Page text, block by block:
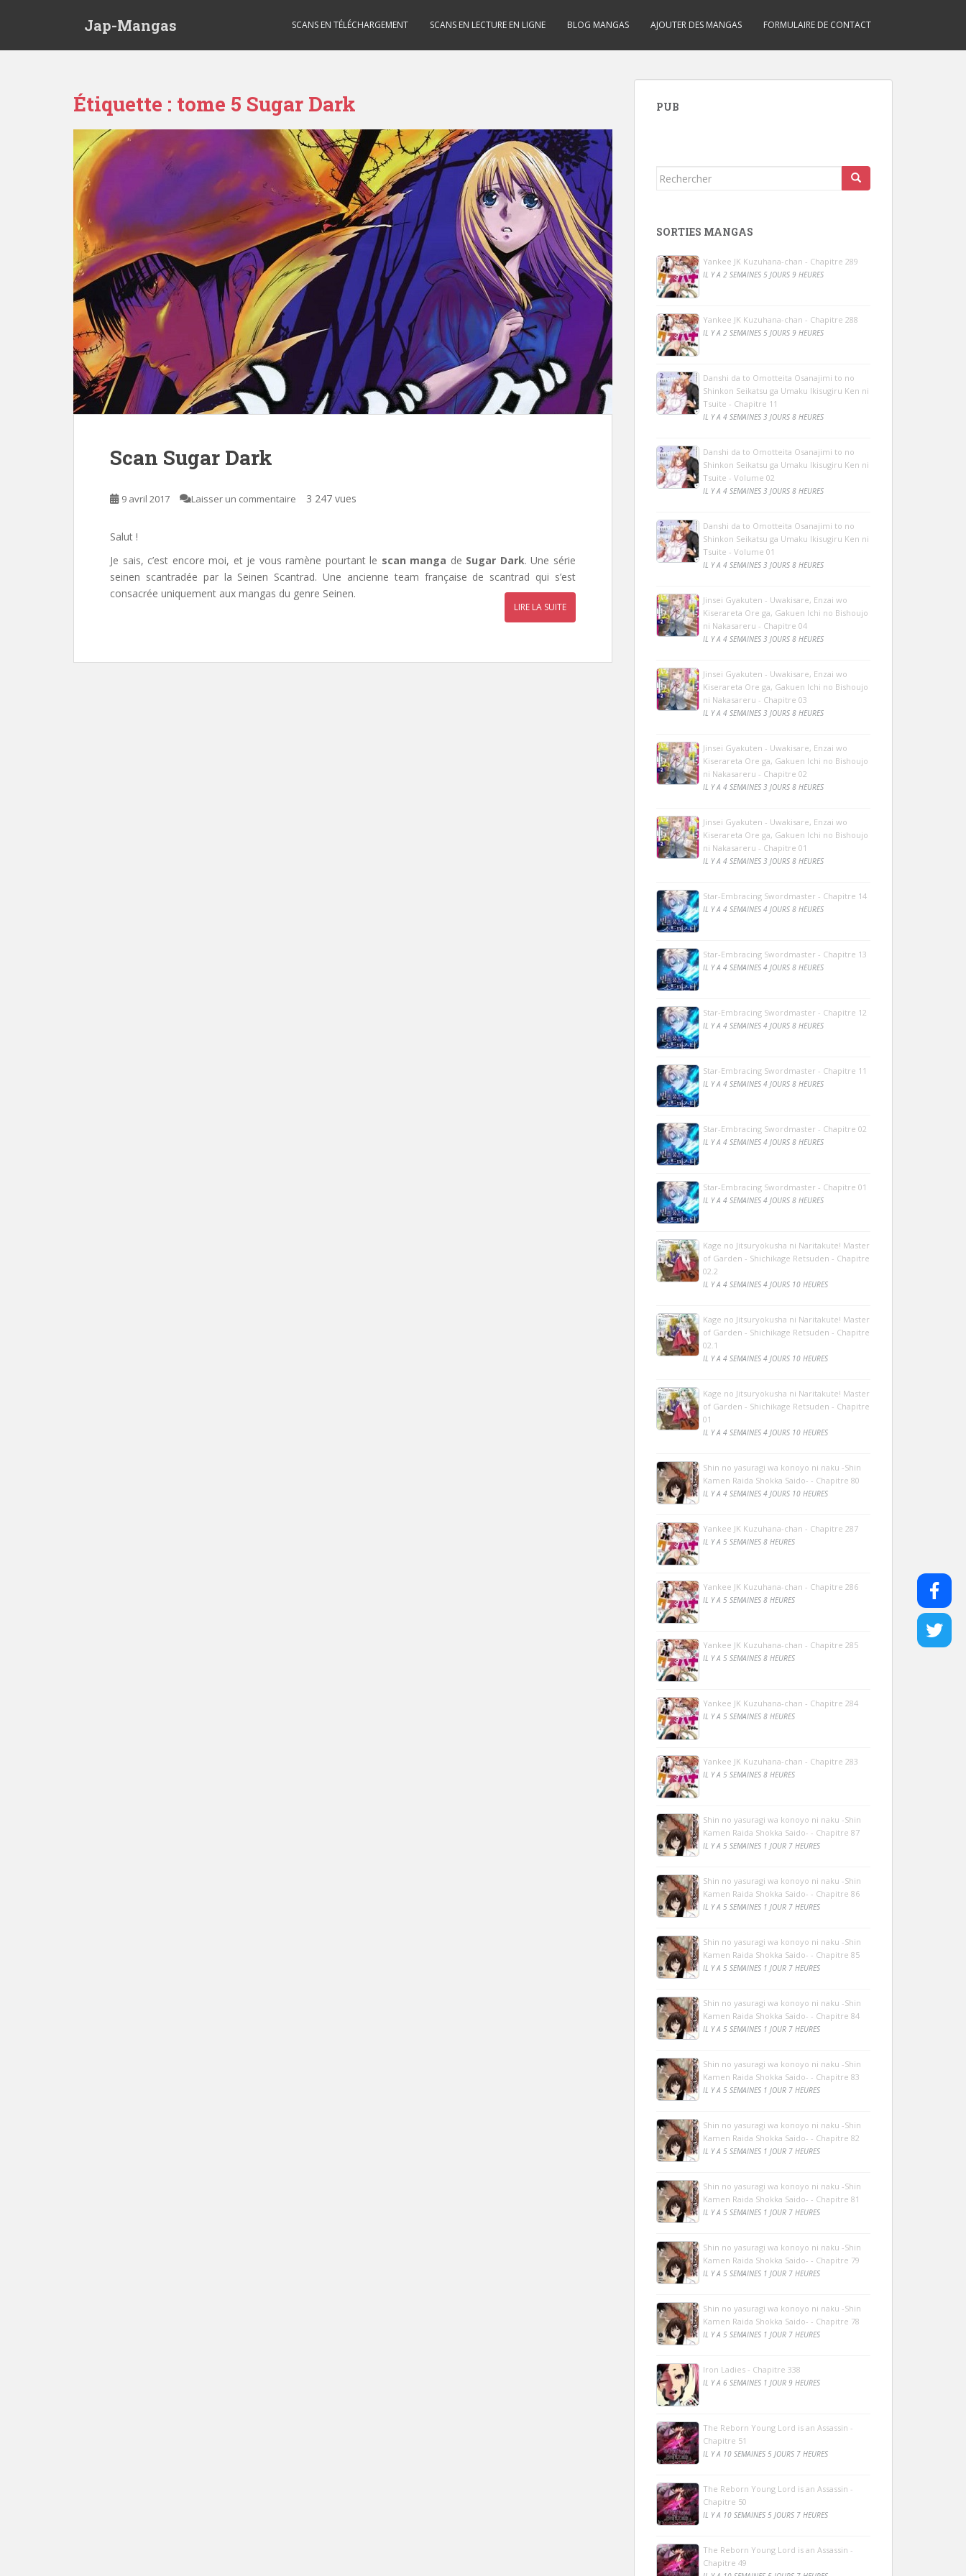
Jap-Mangas SCANS EN TÉLÉCHARGEMENT SCANS EN LECTURE EN LIGNE BLOG MANGAS AJOUTER DES MANGAS FORMULAIRE DE CONTACT
Étiquette : tome 5 Sugar Dark
Scan Sugar Dark
9 avril 2017 Laisser un commentaire 3 247 vues
Salut !
Je sais, c’est encore moi, et je vous ramène pourtant le scan manga de Sugar Dark. Une série
seinen scantradée par la Seinen Scantrad. Une ancienne team française de scantrad qui s’est
consacrée uniquement aux mangas du genre Seinen.
LIRE LA SUITE
PUB
Rechercher...
SORTIES MANGAS
Yankee JK Kuzuhana-chan - Chapitre 289
IL Y A 2 SEMAINES 5 JOURS 9 HEURES
Yankee JK Kuzuhana-chan - Chapitre 288
IL Y A 2 SEMAINES 5 JOURS 9 HEURES
Danshi da to Omotteita Osanajimi to no
Shinkon Seikatsu ga Umaku Ikisugiru Ken ni
Tsuite - Chapitre 11
IL Y A 4 SEMAINES 3 JOURS 8 HEURES
Danshi da to Omotteita Osanajimi to no
Shinkon Seikatsu ga Umaku Ikisugiru Ken ni
Tsuite - Volume 02
IL Y A 4 SEMAINES 3 JOURS 8 HEURES
Danshi da to Omotteita Osanajimi to no
Shinkon Seikatsu ga Umaku Ikisugiru Ken ni
Tsuite - Volume 01
IL Y A 4 SEMAINES 3 JOURS 8 HEURES
Jinsei Gyakuten - Uwakisare, Enzai wo
Kiserareta Ore ga, Gakuen Ichi no Bishoujo
ni Nakasareru - Chapitre 04
IL Y A 4 SEMAINES 3 JOURS 8 HEURES
Jinsei Gyakuten - Uwakisare, Enzai wo
Kiserareta Ore ga, Gakuen Ichi no Bishoujo
ni Nakasareru - Chapitre 03
IL Y A 4 SEMAINES 3 JOURS 8 HEURES
Jinsei Gyakuten - Uwakisare, Enzai wo
Kiserareta Ore ga, Gakuen Ichi no Bishoujo
ni Nakasareru - Chapitre 02
IL Y A 4 SEMAINES 3 JOURS 8 HEURES
Jinsei Gyakuten - Uwakisare, Enzai wo
Kiserareta Ore ga, Gakuen Ichi no Bishoujo
ni Nakasareru - Chapitre 01
IL Y A 4 SEMAINES 3 JOURS 8 HEURES
Star-Embracing Swordmaster - Chapitre 14
IL Y A 4 SEMAINES 4 JOURS 8 HEURES
Star-Embracing Swordmaster - Chapitre 13
IL Y A 4 SEMAINES 4 JOURS 8 HEURES
Star-Embracing Swordmaster - Chapitre 12
IL Y A 4 SEMAINES 4 JOURS 8 HEURES
Star-Embracing Swordmaster - Chapitre 11
IL Y A 4 SEMAINES 4 JOURS 8 HEURES
Star-Embracing Swordmaster - Chapitre 02
IL Y A 4 SEMAINES 4 JOURS 8 HEURES
Star-Embracing Swordmaster - Chapitre 01
IL Y A 4 SEMAINES 4 JOURS 8 HEURES
Kage no Jitsuryokusha ni Naritakute! Master
of Garden - Shichikage Retsuden - Chapitre
02.2
IL Y A 4 SEMAINES 4 JOURS 10 HEURES
Kage no Jitsuryokusha ni Naritakute! Master
of Garden - Shichikage Retsuden - Chapitre
02.1
IL Y A 4 SEMAINES 4 JOURS 10 HEURES
Kage no Jitsuryokusha ni Naritakute! Master
of Garden - Shichikage Retsuden - Chapitre
01
IL Y A 4 SEMAINES 4 JOURS 10 HEURES
Shin no yasuragi wa konoyo ni naku -Shin
Kamen Raida Shokka Saido- - Chapitre 80
IL Y A 4 SEMAINES 4 JOURS 10 HEURES
Yankee JK Kuzuhana-chan - Chapitre 287
IL Y A 5 SEMAINES 8 HEURES
Yankee JK Kuzuhana-chan - Chapitre 286
IL Y A 5 SEMAINES 8 HEURES
Yankee JK Kuzuhana-chan - Chapitre 285
IL Y A 5 SEMAINES 8 HEURES
Yankee JK Kuzuhana-chan - Chapitre 284
IL Y A 5 SEMAINES 8 HEURES
Yankee JK Kuzuhana-chan - Chapitre 283
IL Y A 5 SEMAINES 8 HEURES
Shin no yasuragi wa konoyo ni naku -Shin
Kamen Raida Shokka Saido- - Chapitre 87
IL Y A 5 SEMAINES 1 JOUR 7 HEURES
Shin no yasuragi wa konoyo ni naku -Shin
Kamen Raida Shokka Saido- - Chapitre 86
IL Y A 5 SEMAINES 1 JOUR 7 HEURES
Shin no yasuragi wa konoyo ni naku -Shin
Kamen Raida Shokka Saido- - Chapitre 85
IL Y A 5 SEMAINES 1 JOUR 7 HEURES
Shin no yasuragi wa konoyo ni naku -Shin
Kamen Raida Shokka Saido- - Chapitre 84
IL Y A 5 SEMAINES 1 JOUR 7 HEURES
Shin no yasuragi wa konoyo ni naku -Shin
Kamen Raida Shokka Saido- - Chapitre 83
IL Y A 5 SEMAINES 1 JOUR 7 HEURES
Shin no yasuragi wa konoyo ni naku -Shin
Kamen Raida Shokka Saido- - Chapitre 82
IL Y A 5 SEMAINES 1 JOUR 7 HEURES
Shin no yasuragi wa konoyo ni naku -Shin
Kamen Raida Shokka Saido- - Chapitre 81
IL Y A 5 SEMAINES 1 JOUR 7 HEURES
Shin no yasuragi wa konoyo ni naku -Shin
Kamen Raida Shokka Saido- - Chapitre 79
IL Y A 5 SEMAINES 1 JOUR 7 HEURES
Shin no yasuragi wa konoyo ni naku -Shin
Kamen Raida Shokka Saido- - Chapitre 78
IL Y A 5 SEMAINES 1 JOUR 7 HEURES
Iron Ladies - Chapitre 338
IL Y A 6 SEMAINES 1 JOUR 9 HEURES
The Reborn Young Lord is an Assassin -
Chapitre 51
IL Y A 10 SEMAINES 5 JOURS 7 HEURES
The Reborn Young Lord is an Assassin -
Chapitre 50
IL Y A 10 SEMAINES 5 JOURS 7 HEURES
The Reborn Young Lord is an Assassin -
Chapitre 49